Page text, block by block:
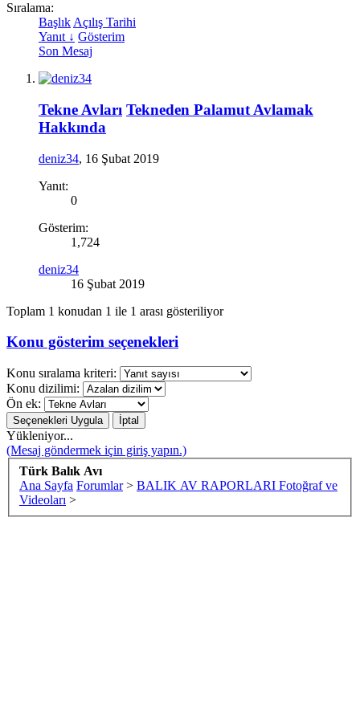
Sıralama:
Başlık Açılış Tarihi
Yanıt ↓ Gösterim
Son Mesaj
Tekne Avları Tekneden Palamut Avlamak
Hakkında
deniz34, 16 Şubat 2019
Yanıt:
0
Gösterim:
1,724
deniz34
16 Şubat 2019
Toplam 1 konudan 1 ile 1 arası gösteriliyor
Konu gösterim seçenekleri
Konu sıralama kriteri:
Konu dizilimi:
Ön ek:
Yükleniyor...
(Mesaj göndermek için giriş yapın.)
Türk Balık Avı
Ana Sayfa Forumlar > BALIK AV RAPORLARI Fotoğraf ve
Videoları >